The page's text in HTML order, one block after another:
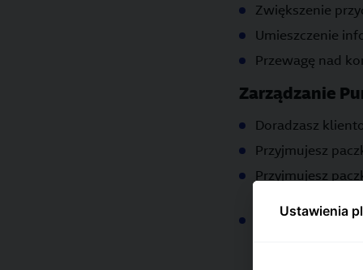
Zwiększenie
Umieszczenie
Przewagę nad
Zarządzanie
Doradzasz
Przyjmujesz
Przyjmujesz
Przyjmujesz
Ustawienia